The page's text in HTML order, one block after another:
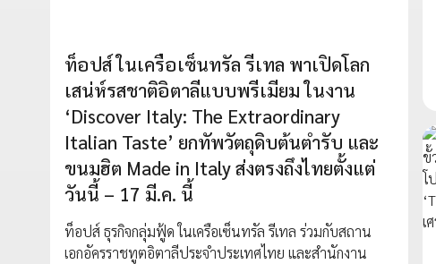
ท็อปส์ ในเครือเซ็นทรัล รีเทล พาเปิดโลก
เสน่ห์รสชาติอิตาลีแบบพรีเมียม ในงาน
‘Discover Italy: The Extraordinary
Italian Taste’ ยกทัพวัตถุดิบต้นตำรับ และ
ขนมฮิต Made in Italy ส่งตรงถึงไทยตั้งแต่
วันนี้ – 17 มี.ค. นี้
ท็อปส์ ธุรกิจกลุ่มฟู้ด ในเครือเซ็นทรัล รีเทล ร่วมกับสถาน
เอกอัครราชทูตอิตาลีประจำประเทศไทย และสำนักงาน